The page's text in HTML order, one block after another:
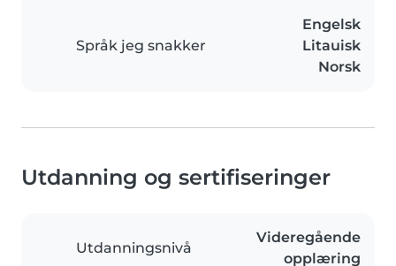
Språk jeg snakker
Engelsk
Litauisk
Norsk
Utdanning og sertifiseringer
Utdanningsnivå
Videregående
opplæring